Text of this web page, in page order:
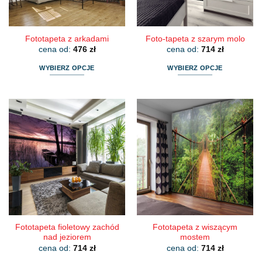
stronie
produktu
stronie
produktu
Fototapeta z arkadami
cena od: 476 zł
WYBIERZ OPCJE
ma
wiele
wariantów.
Opcje
można
wybrać
na
stronie
produktu
Foto-tapeta z szarym molo
cena od: 714 zł
WYBIERZ OPCJE
ma
wiele
wariantów.
Opcje
można
wybrać
na
stronie
produktu
Fototapeta fioletowy zachód
nad jeziorem
cena od: 714 zł
Fototapeta z wiszącym
mostem
cena od: 714 zł